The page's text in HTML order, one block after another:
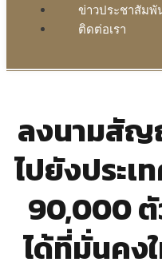
ข่าวประชาสัมพั
ติดต่อเรา
ลงนามสั
ไปยังประเ
90,000 ตั
ได้ที่มั่นคง